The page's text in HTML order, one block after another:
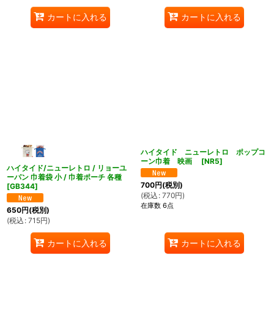
カートに入れる カートに入れる
ハイタイド/ニューレトロ / リョーユ
ーパン 巾着袋 小 / 巾着ポーチ 各種
[GB344]
650円(税別)
(税込 : 715円)
カートに入れる
ハイタイド ニューレトロ ポップコ
ーン巾着 映画
[NR5]
700円(税別)
(税込 : 770円)
在庫数 6点
カートに入れる